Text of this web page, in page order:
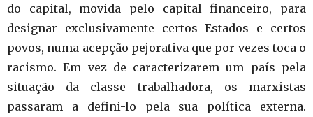
do capital, movida pelo capital financeiro, para
designar exclusivamente certos Estados e certos
povos, numa acepção pejorativa que por vezes toca o
racismo. Em vez de caracterizarem um país pela
situação da classe trabalhadora, os marxistas
passaram a defini-lo pela sua política externa.